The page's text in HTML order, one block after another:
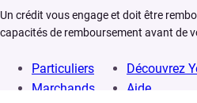
Un crédit vous engage et doit être
capacités de remboursement avant de
Particuliers
Marchands
Découvrez
Aide